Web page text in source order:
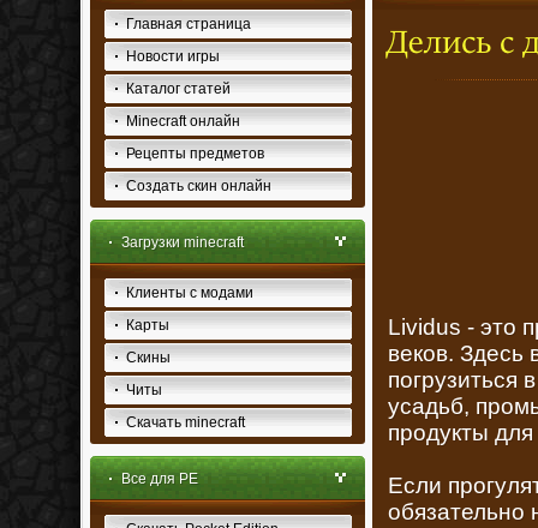
Главная страница
Новости игры
Каталог статей
Minecraft онлайн
Рецепты предметов
Создать скин онлайн
Загрузки minecraft
Клиенты с модами
Карты
Скины
Читы
Скачать minecraft
Все для PE
Lividus - это
веков. Здесь
погрузиться
усадьб,
продукты
Если
обязательно